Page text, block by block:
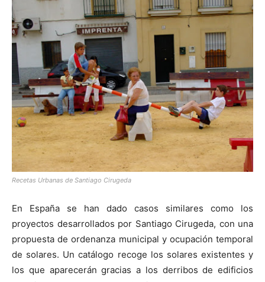
Recetas Urbanas de Santiago Cirugeda
En España se han dado casos similares como los
proyectos desarrollados por Santiago Cirugeda, con una
propuesta de ordenanza municipal y ocupación temporal
de solares. Un catálogo recoge los solares existentes y
los que aparecerán gracias a los derribos de edificios